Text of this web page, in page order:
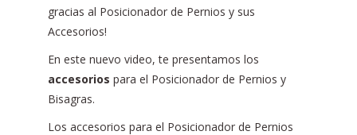
gracias al Posicionador de Pernios y sus
Accesorios!
En este nuevo video, te presentamos los
accesorios para el Posicionador de Pernios y
Bisagras.
Los accesorios para el Posicionador de Pernios